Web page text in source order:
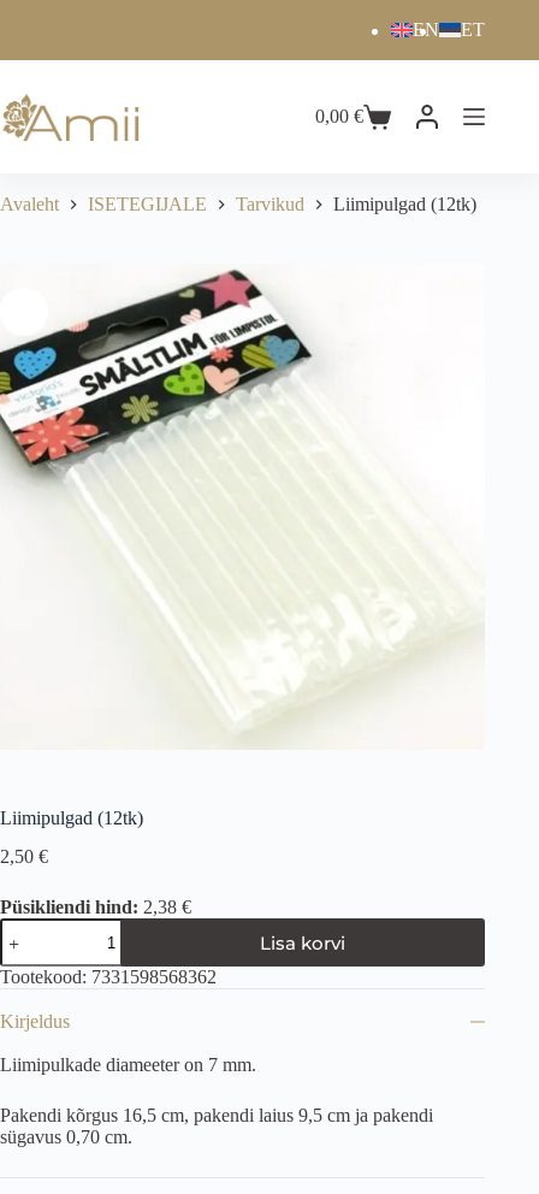
EN ET
0,00€
Avaleht ISETEGIJALE Tarvikud Liimipulgad (12tk)
Liimipulgad (12tk)
2,50 €
Püsikliendi hind: 2,38 €
Lisa korvi
Tootekood: 7331598568362
Kirjeldus
Liimipulkade diameeter on 7 mm.
Pakendi kõrgus 16,5 cm, pakendi laius 9,5 cm ja pakendi
sügavus 0,70 cm.